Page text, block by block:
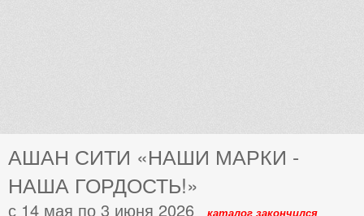
АШАН СИТИ «НАШИ МАРКИ -
НАША ГОРДОСТЬ!»
с 14 мая по 3 июня 2026
каталог закончился